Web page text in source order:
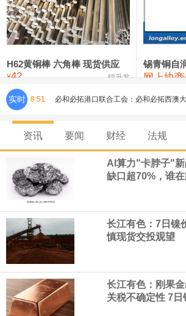
铸造铝合金锭(ZLD104) 24,300—24,500
压铸锌合金锭 26,500—26,700
氯化镍 38,300—40,300
H62黄铜棒 六角棒 现货供应
¥42 锦升发
锡青铜自
网上协
实时 8:51
研发费用金额分别为4,995.18万元、
元，最近3年复合增长率达70.36%，呈
核心技术和知识产权。截至2026年1月
（含境内发明专利20项）。
纽约期银日内涨4%，现报64.08美元/盎
资讯 要闻 财经 法规
AI算力"卡脖子"
缺口超70%，谁
长江有色：7日镍
慎现货交投观望
长江有色：刚果
关税不确定性 7日